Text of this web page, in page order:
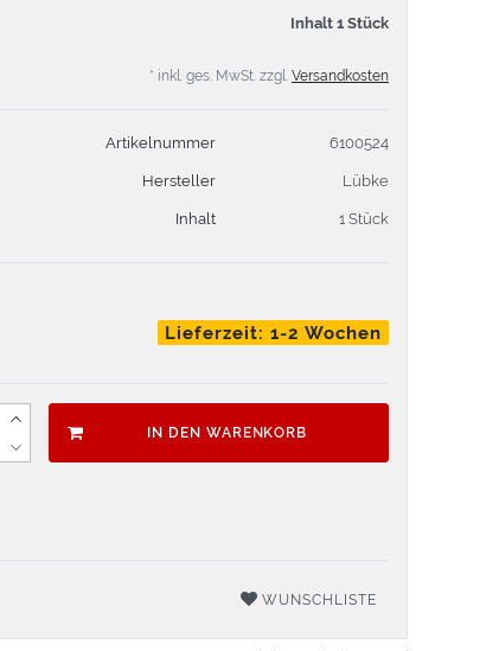
Inhalt 1 Stück
* inkl. ges. MwSt. zzgl. Versandkosten
Artikelnummer 6100524
Hersteller Lübke
Inhalt 1 Stück
Lieferzeit: 1-2 Wochen
IN DEN WARENKORB
WUNSCHLISTE